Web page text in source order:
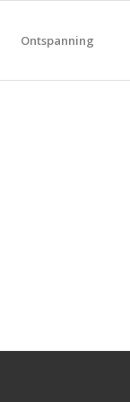
Ontspanning